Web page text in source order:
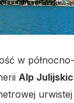
w
Alp